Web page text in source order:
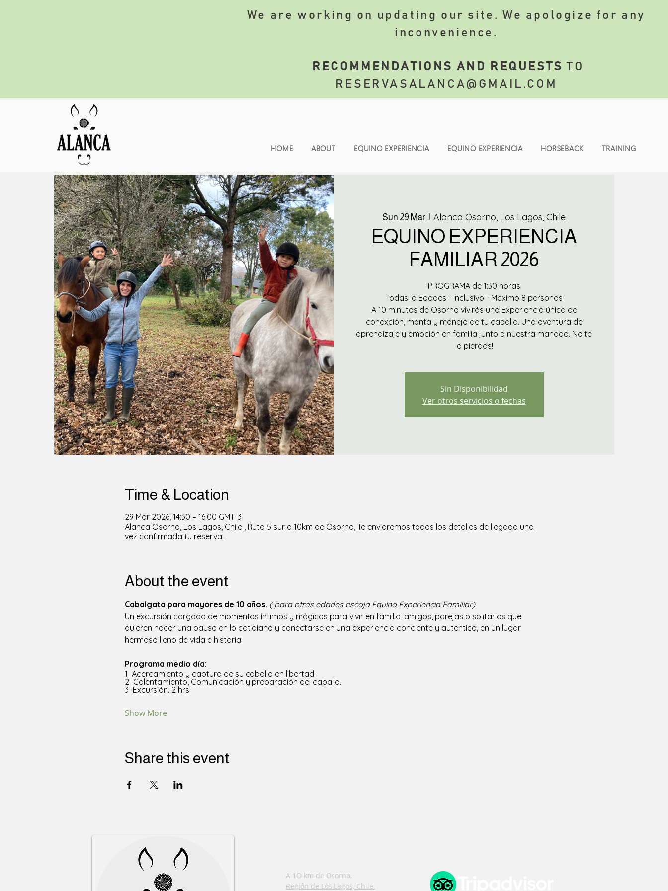
We are working on updating our site. We apologize for any
inconvenience.
RECOMMENDATIONS AND REQUESTS TO
RESERVASALANCA@GMAIL.COM
HOME ABOUT EQUINO EXPERIENCIA EQUINO EXPERIENCIA HORSEBACK TRAINING
Sun 29 Mar
  |
Alanca Osorno, Los Lagos, Chile
EQUINO EXPERIENCIA
FAMILIAR 2026
PROGRAMA de 1:30 horas
Todas la Edades - Inclusivo - Máximo 8 personas
A 10 minutos de Osorno vivirás una Experiencia única de
conexción, monta y manejo de tu caballo. Una aventura de
aprendizaje y emoción en familia junto a nuestra manada. No te
la pierdas!
Sin Disponibilidad
Ver otros servicios o fechas
Time & Location
29 Mar 2026, 14:30 – 16:00 GMT-3
Alanca Osorno, Los Lagos, Chile , Ruta 5 sur a 10km de Osorno, Te enviaremos todos los detalles de llegada una
vez confirmada tu reserva.
About the event
Cabalgata para mayores de 10 años. ( para otras edades escoja Equino Experiencia Familiar)
Un excursión cargada de momentos íntimos y mágicos para vivir en familia, amigos, parejas o solitarios que
quieren hacer una pausa en lo cotidiano y conectarse en una experiencia conciente y autentica, en un lugar
hermoso lleno de vida e historia.
Programa medio día:
1  Acercamiento y captura de su caballo en libertad.
2  Calentamiento, Comunicación y preparación del caballo.
3  Excursión. 2 hrs
Show More
Share this event
A 1O km de Osorno,
Región de Los Lagos, Chile.